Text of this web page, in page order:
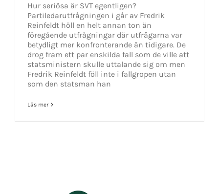
Hur seriösa är SVT egentligen?
Partiledarutfrågningen i går av Fredrik
Reinfeldt höll en helt annan ton än
föregående utfrågningar där utfrågarna var
betydligt mer konfronterande än tidigare. De
drog fram ett par enskilda fall som de ville att
statsministern skulle uttalande sig om men
Fredrik Reinfeldt föll inte i fallgropen utan
som den statsman han
Läs mer